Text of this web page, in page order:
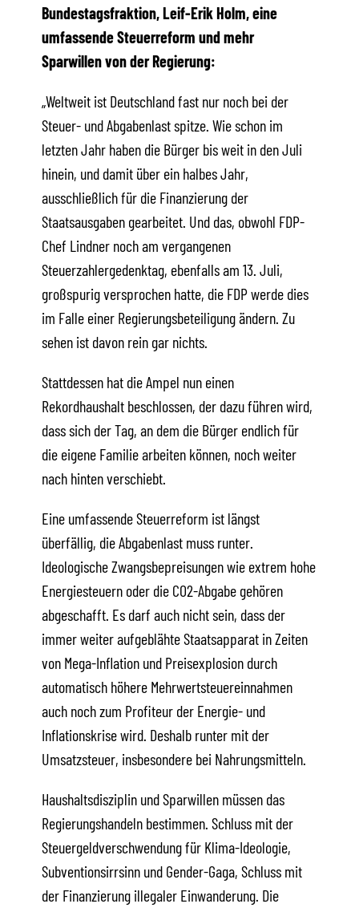
Bundestagsfraktion, Leif-Erik Holm, eine
umfassende Steuerreform und mehr
Sparwillen von der Regierung:
„Weltweit ist Deutschland fast nur noch bei der
Steuer- und Abgabenlast spitze. Wie schon im
letzten Jahr haben die Bürger bis weit in den Juli
hinein, und damit über ein halbes Jahr,
ausschließlich für die Finanzierung der
Staatsausgaben gearbeitet. Und das, obwohl FDP-
Chef Lindner noch am vergangenen
Steuerzahlergedenktag, ebenfalls am 13. Juli,
großspurig versprochen hatte, die FDP werde dies
im Falle einer Regierungsbeteiligung ändern. Zu
sehen ist davon rein gar nichts.
Stattdessen hat die Ampel nun einen
Rekordhaushalt beschlossen, der dazu führen wird,
dass sich der Tag, an dem die Bürger endlich für
die eigene Familie arbeiten können, noch weiter
nach hinten verschiebt.
Eine umfassende Steuerreform ist längst
überfällig, die Abgabenlast muss runter.
Ideologische Zwangsbepreisungen wie extrem hohe
Energiesteuern oder die CO2-Abgabe gehören
abgeschafft. Es darf auch nicht sein, dass der
immer weiter aufgeblähte Staatsapparat in Zeiten
von Mega-Inflation und Preisexplosion durch
automatisch höhere Mehrwertsteuereinnahmen
auch noch zum Profiteur der Energie- und
Inflationskrise wird. Deshalb runter mit der
Umsatzsteuer, insbesondere bei Nahrungsmitteln.
Haushaltsdisziplin und Sparwillen müssen das
Regierungshandeln bestimmen. Schluss mit der
Steuergeldverschwendung für Klima-Ideologie,
Subventionsirrsinn und Gender-Gaga, Schluss mit
der Finanzierung illegaler Einwanderung. Die